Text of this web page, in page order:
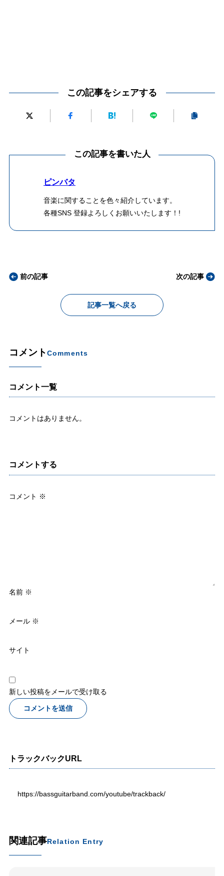
この記事をシェアする
この記事を書いた人
ピンバタ
音楽に関することを色々紹介しています。
各種SNS 登録よろしくお願いいたします！!
前の記事
記事一覧へ戻る
次の記事
コメントComments
コメント一覧
コメントはありません。
コメントする
コメント ※
名前 ※
メール ※
サイト
新しい投稿をメールで受け取る
トラックバックURL
https://bassguitarband.com/youtube/trackback/
関連記事Relation Entry